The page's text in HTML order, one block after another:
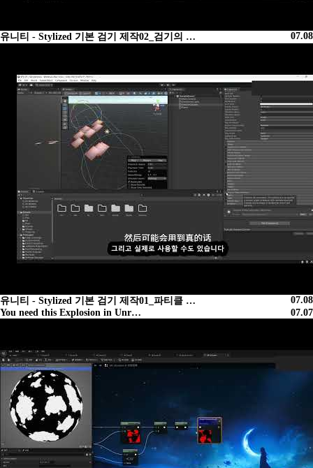
07.08
유니티 - Stylized 기본 검기 제작02_검기의 …
07.08
유니티 - Stylized 기본 검기 제작01_파티클 …
07.07
You need this Explosion in Unr…